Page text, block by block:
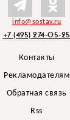
info@sostav.ru
+7 (495) 274-05-25
Контакты
Рекламодателям
Обратная связь
Rss